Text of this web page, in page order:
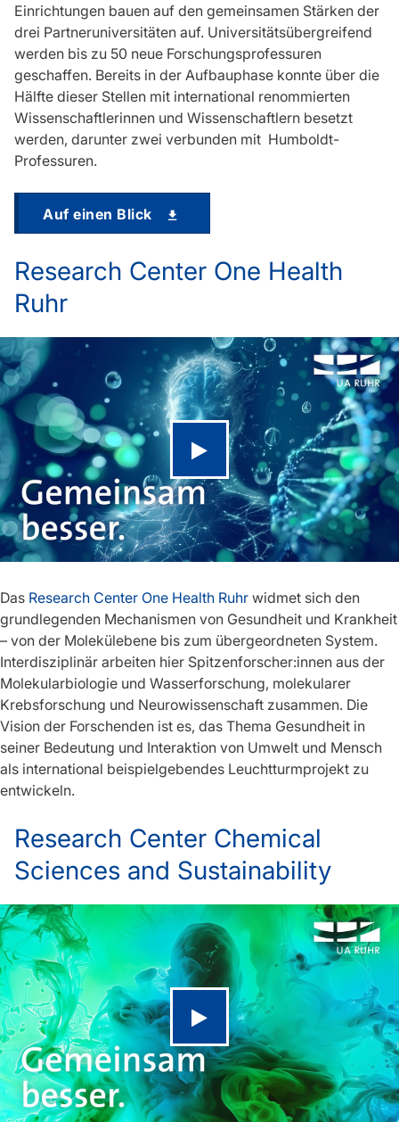
Einrichtungen bauen auf den gemeinsamen Stärken der
drei Partneruniversitäten auf. Universitätsübergreifend
werden bis zu 50 neue Forschungsprofessuren
geschaffen. Bereits in der Aufbauphase konnte über die
Hälfte dieser Stellen mit international renommierten
Wissenschaftlerinnen und Wissenschaftlern besetzt
werden, darunter zwei verbunden mit Humboldt-
Professuren.
Auf einen Blick
Research Center One Health
Ruhr
Video abspielen
Das Research Center One Health Ruhr widmet sich den
grundlegenden Mechanismen von Gesundheit und Krankheit
– von der Molekülebene bis zum übergeordneten System.
Interdisziplinär arbeiten hier Spitzenforscher:innen aus der
Molekularbiologie und Wasserforschung, molekularer
Krebsforschung und Neurowissenschaft zusammen. Die
Vision der Forschenden ist es, das Thema Gesundheit in
seiner Bedeutung und Interaktion von Umwelt und Mensch
als international beispielgebendes Leuchtturmprojekt zu
entwickeln.
Research Center Chemical
Sciences and Sustainability
Video abspielen